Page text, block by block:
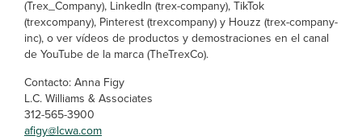
(Trex_Company), LinkedIn (trex-company), TikTok
(trexcompany), Pinterest (trexcompany) y Houzz (trex-company-
inc), o ver vídeos de productos y demostraciones en el canal
de YouTube de la marca (TheTrexCo).
Contacto: Anna Figy
L.C. Williams & Associates
312-565-3900
afigy@lcwa.com